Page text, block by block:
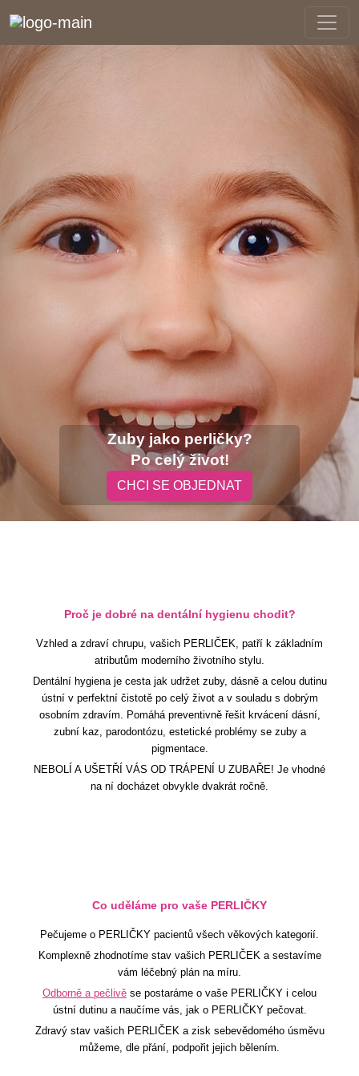
Zuby jako perličky?
Po celý život!
CHCI SE OBJEDNAT
Proč je dobré na dentální hygienu chodit?
Vzhled a zdraví chrupu, vašich PERLIČEK, patří k základním
atributům moderního životního stylu.
Dentální hygiena je cesta jak udržet zuby, dásně a celou dutinu
ústní v perfektní čistotě po celý život a v souladu s dobrým
osobním zdravím. Pomáhá preventivně řešit krvácení dásní,
zubní kaz, parodontózu, estetické problémy se zuby a
pigmentace.
NEBOLÍ A UŠETŘÍ VÁS OD TRÁPENÍ U ZUBAŘE! Je vhodné
na ní docházet obvykle dvakrát ročně.
Co uděláme pro vaše PERLIČKY
Pečujeme o PERLIČKY pacientů všech věkových kategorií.
Komplexně zhodnotíme stav vašich PERLIČEK a sestavíme
vám léčebný plán na míru.
Odborně a pečlivě se postaráme o vaše PERLIČKY i celou
ústní dutinu a naučíme vás, jak o PERLIČKY pečovat.
Zdravý stav vašich PERLIČEK a zisk sebevědomého úsměvu
můžeme, dle přání, podpořit jejich bělením.